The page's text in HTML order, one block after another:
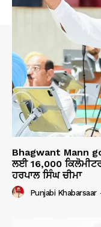
Bhagwant Mann
ਲਈ 16,000
ਹਰਪਾਲ ਸਿੰਘ ਚੀਮਾ
Punjabi Khabarsaar